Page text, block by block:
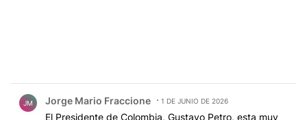
JM Jorge Mario Fraccione 1 DE JUNIO DE 2026
El Presidente de Colombia, Gustavo Petro, esta muy